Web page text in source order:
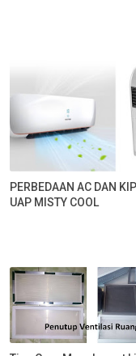
PERBEDAAN AC DAN
UAP MISTY COOL